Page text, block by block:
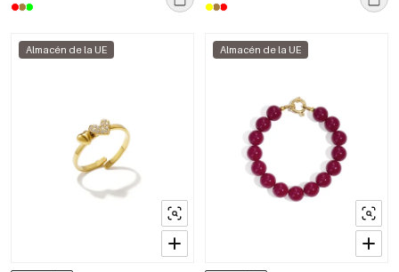
Almacén de la UE Almacén de la UE